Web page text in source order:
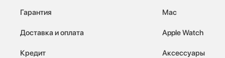
Гарантия
Доставка и оплата
Кредит
Mac
Apple Watch
Аксессуары